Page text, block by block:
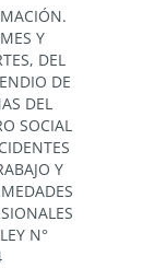
Y
DEL
DE
DEL
SOCIAL
Y
N°